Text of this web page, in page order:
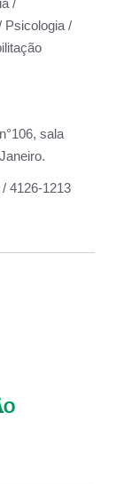
/
Psicologia /
sala
4126-1213